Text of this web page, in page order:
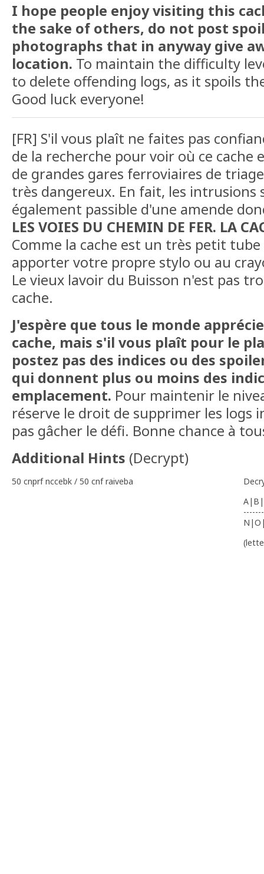
I hope people enjoy visiting this
the sake of others, do not post
photographs that in anyway give
location. To maintain the difficulty
to delete offending logs, as it spoils
Good luck everyone!
[FR] S'il vous plaît ne faites pas
de la recherche pour voir où ce cache
de grandes gares ferroviaires de
très dangereux. En fait, les intrusions
également passible d'une amende
LES VOIES DU CHEMIN DE FER. LA
Comme la cache est un très petit
apporter votre propre stylo ou au
Le vieux lavoir du Buisson n'est pas
cache.
J'espère que tous le monde
cache, mais s'il vous plaît pour le
postez pas des indices ou des
qui donnent plus ou moins des
emplacement. Pour maintenir le
réserve le droit de supprimer les logs
pas gâcher le défi. Bonne chance à
Additional Hints (Decrypt)
50 cnprf nccebk / 50 cnf raiveba